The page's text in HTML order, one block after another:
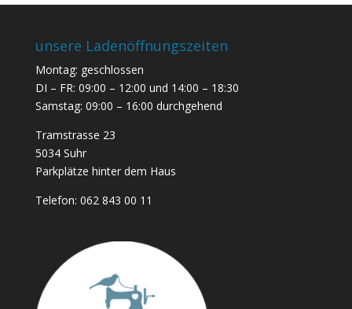
unsere Ladenöffnungszeiten
Montag: geschlossen
DI – FR: 09:00 – 12:00 und 14:00 – 18:30
Samstag: 09:00 – 16:00 durchgehend
Tramstrasse 23
5034 Suhr
Parkplätze hinter dem Haus
Telefon: 062 843 00 11